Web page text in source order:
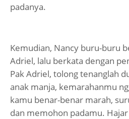
padanya.
Kemudian, Nancy buru-buru
Adriel, lalu berkata dengan
Pak Adriel, tolong tenanglah
anak manja, kemarahanmu
kamu benar-benar marah,
dan memohon padamu.